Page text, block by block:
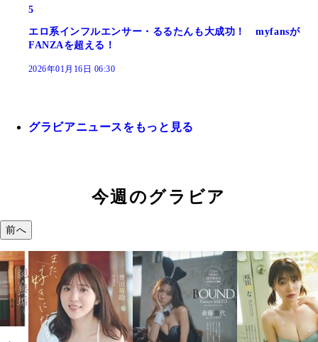
5
エロ系インフルエンサー・るるたんも大成功！ myfansが
FANZAを超える！
2026年01月16日 06:30
グラビアニュースをもっと見る
今週のグラビア
前へ